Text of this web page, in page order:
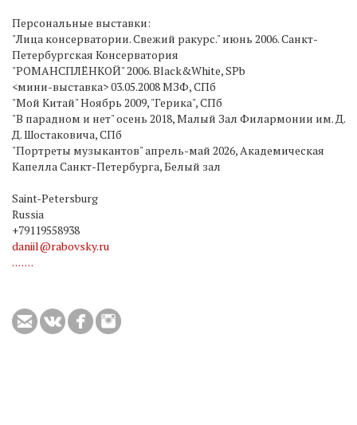
Персональные выставки:
"Лица консерватории. Свежий ракурс." июнь 2006. Санкт-
Петербургская Консерватория
"РОМАНСПЛЁНКОЙ" 2006. Black&White, SPb
<мини-выставка> 03.05.2008 МЗФ, СПб
"Мой Китай" Ноябрь 2009, "Герика", СПб
"В парадном и нет" осень 2018, Малый Зал Филармонии им. Д.
Д. Шостаковича, СПб
"Портреты музыкантов" апрель-май 2026, Академическая
Капелла Санкт-Петербурга, Белый зал
Saint-Petersburg
Russia
+79119558938
daniil@rabovsky.ru
.......